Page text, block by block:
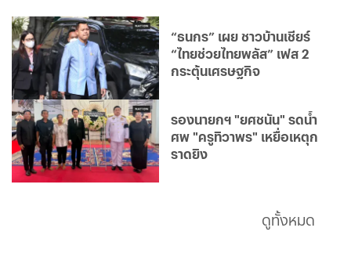
“ธนกร” เผย ชาวบ้านเชียร์
“ไทยช่วยไทยพลัส” เฟส 2
กระตุ้นเศรษฐกิจ
รองนายกฯ "ยศชนัน" รดน้ำ
ศพ "ครูทิวาพร" เหยื่อเหตุก
ราดยิง
ดูทั้งหมด